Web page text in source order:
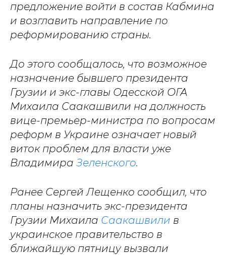
предложение войти в состав Кабмина
и возглавить направление по
реформированию страны.
До этого сообщалось, что возможное
назначение бывшего президента
Грузии и экс-главы Одесской ОГА
Михаила Саакашвили на должность
вице-премьер-министра по вопросам
реформ в Украине означает новый
виток проблем для власти уже
Владимира Зеленского.
Ранее Сергей Лещенко сообщил, что
планы назначить экс-президента
Грузии Михаила Саакашвили в
украинское правительство в
ближайшую пятницу вызвали